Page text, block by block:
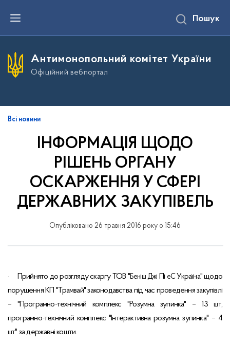
е
и
д
в
Пошук
Антимонопольний комітет України
Офіційний вебпортал
Всі новини
ІНФОРМАЦІЯ ЩОДО
РІШЕНЬ ОРГАНУ
ОСКАРЖЕННЯ У СФЕРІ
ДЕРЖАВНИХ ЗАКУПІВЕЛЬ
Опубліковано 26 травня 2016 року о 15:46
· Прийнято до розгляду скаргу ТОВ "Беніш Джі Пі еСУкраїна" щодо
порушення КП "Трамвай" законодавства під час проведення закупівлі
– "Програмно-технічний комплекс "Розумна зупинка" – 13шт,
програмно-технічний комплекс "Інтерактивна розумна зупинка" – 4
шт" за державні кошти.